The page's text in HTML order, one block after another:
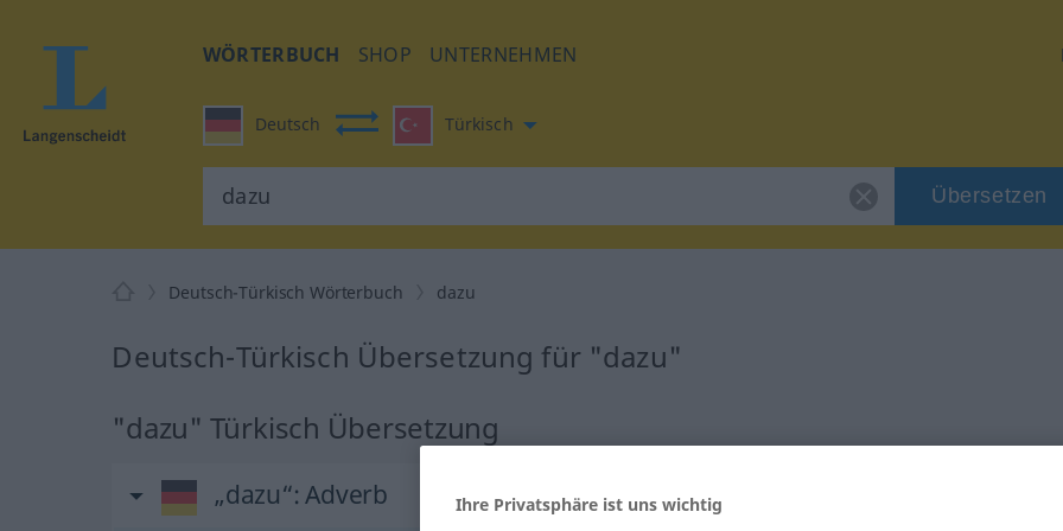
WÖRTERBUCH SHOP UNTERNEHMEN
Deutsch Türkisch
Übersetzen
Deutsch-Türkisch Wörterbuch dazu
Deutsch-Türkisch Übersetzung für "dazu"
"dazu" Türkisch Übersetzung
„dazu“: Adverb Ihre Privatsphäre ist uns wichtig